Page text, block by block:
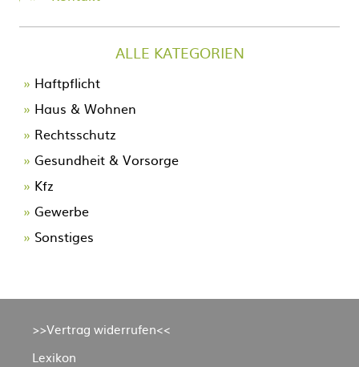
ALLE KATEGORIEN
Navigation
überspringen
Haftpflicht
Haus & Wohnen
Rechtsschutz
Gesundheit & Vorsorge
Kfz
Gewerbe
Sonstiges
>>Vertrag widerrufen<<
Lexikon